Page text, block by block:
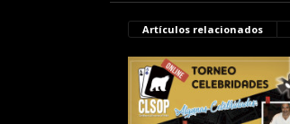
Artículos relacionados